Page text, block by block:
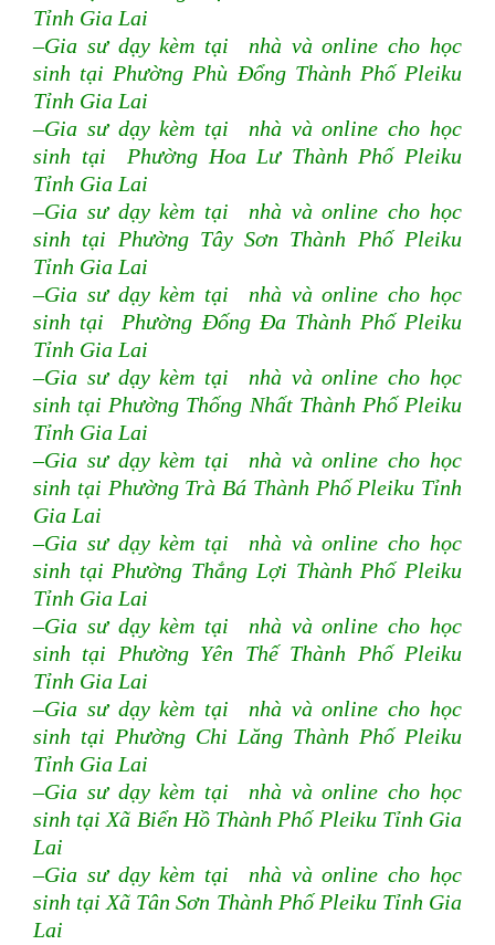
Tỉnh Gia Lai
–Gia sư dạy kèm tại nhà và online cho học
sinh tại Phường Phù Đổng Thành Phố Pleiku
Tỉnh Gia Lai
–Gia sư dạy kèm tại nhà và online cho học
sinh tại Phường Hoa Lư Thành Phố Pleiku
Tỉnh Gia Lai
–Gia sư dạy kèm tại nhà và online cho học
sinh tại Phường Tây Sơn Thành Phố Pleiku
Tỉnh Gia Lai
–Gia sư dạy kèm tại nhà và online cho học
sinh tại Phường Đống Đa Thành Phố Pleiku
Tỉnh Gia Lai
–Gia sư dạy kèm tại nhà và online cho học
sinh tại Phường Thống Nhất Thành Phố Pleiku
Tỉnh Gia Lai
–Gia sư dạy kèm tại nhà và online cho học
sinh tại Phường Trà Bá Thành Phố Pleiku Tỉnh
Gia Lai
–Gia sư dạy kèm tại nhà và online cho học
sinh tại Phường Thắng Lợi Thành Phố Pleiku
Tỉnh Gia Lai
–Gia sư dạy kèm tại nhà và online cho học
sinh tại Phường Yên Thế Thành Phố Pleiku
Tỉnh Gia Lai
–Gia sư dạy kèm tại nhà và online cho học
sinh tại Phường Chi Lăng Thành Phố Pleiku
Tỉnh Gia Lai
–Gia sư dạy kèm tại nhà và online cho học
sinh tại Xã Biển Hồ Thành Phố Pleiku Tỉnh Gia
Lai
–Gia sư dạy kèm tại nhà và online cho học
sinh tại Xã Tân Sơn Thành Phố Pleiku Tỉnh Gia
Lai